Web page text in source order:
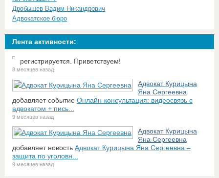
Дробышев Вадим Никандрович
Адвокатское бюро
Лента активности:
регистрируется. Приветствуем!
8 месяцев назад
Адвокат Курицына
Яна Сергеевна
добавляет событие Онлайн-консультация: видеосвязь с
адвокатом + пись...
9 месяцев назад
Адвокат Курицына
Яна Сергеевна
добавляет новость Адвокат Курицына Яна Сергеевна –
защита по уголовн...
9 месяцев назад